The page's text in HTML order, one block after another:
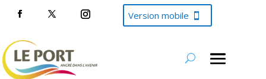
Version mobile